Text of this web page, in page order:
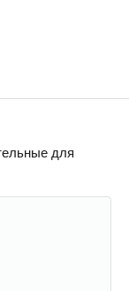
для